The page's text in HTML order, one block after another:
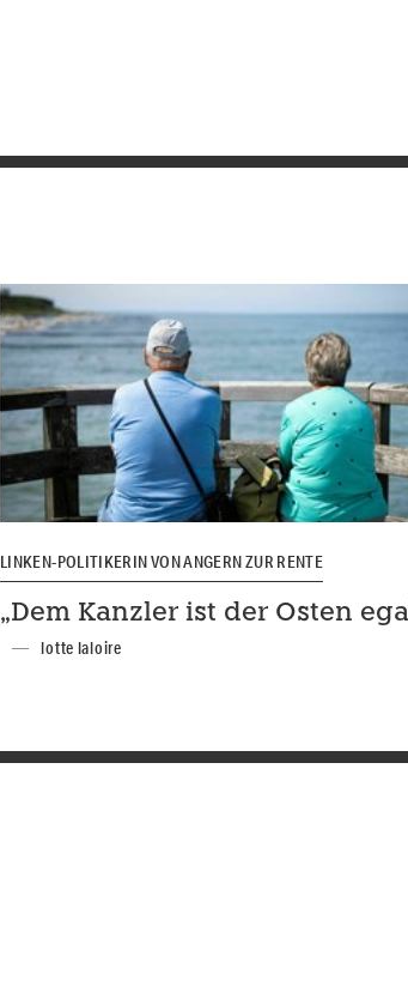
LINKEN-POLITIKERIN VON ANGERN ZUR RENTE
„Dem Kanzler ist der Osten
lotte laloire